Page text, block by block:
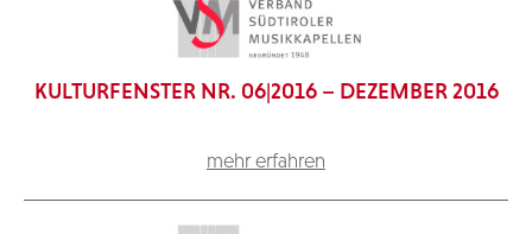
KULTURFENSTER NR. 06|2016 – DEZEMBER 2016
mehr erfahren